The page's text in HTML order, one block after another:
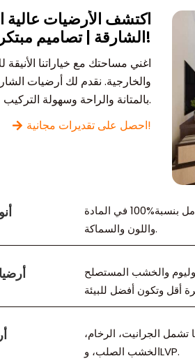
اكتشف الأرضيات عالية
الشارقة | تصاميم مبتكرة تبهر الأنظار!
اغني مساحتك مع خياراتنا الأنيقة
والخارجية. نقدم لك أرضيات
بالمتانة والراحة وسهولة التركيب.
احصل على تقديرات مجانية!
فريقنا يحول رؤيتك إلى واقع ويخلق أرضيات فنية. لديك تحكم كامل بنسبة%100 في المادة
واللون والسماكة.
والخشب المستصلح
من 30 سنة. مجموعتنا تشمل الجرانيت، الرخام،
الخشب الصلب، وLVP.